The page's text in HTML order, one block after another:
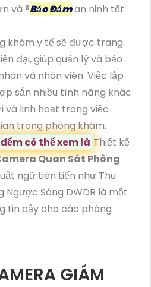
và ®️Bảo Đảman ninh tốt
khám y tế sẽ được trang
đại, giúp quản lý và bảo
và nhân viên. Việc lắp
sẵn nhiều tính năng khác
và linh hoạt trong việc
trong phòng khám.
có thể xem là Thiết kế
Quan Sát Phòng
ngữ tiên tiến như Thu
Ngược Sáng DWDR là một
tin cậy cho các phòng
GIÁM